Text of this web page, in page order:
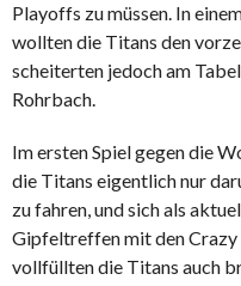
Playoffs zu müssen. In
wollten die Titans den
scheiterten jedoch am
Rohrbach.
Im ersten Spiel gegen die
die Titans eigentlich nur
zu fahren, und sich als
Gipfeltreffen mit den Crazy
vollfüllten die Titans auch